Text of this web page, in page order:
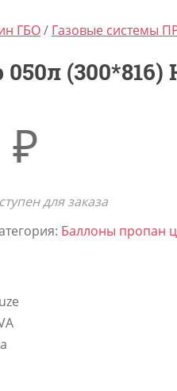
ГБО/ Газовые системы
(300*816)
₽
для заказа
Баллоны пропан